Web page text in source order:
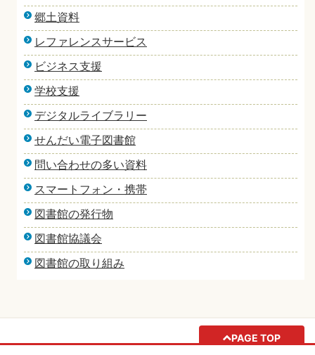
郷土資料
レファレンスサービス
ビジネス支援
学校支援
デジタルライブラリー
せんだい電子図書館
問い合わせの多い資料
スマートフォン・携帯
図書館の発行物
図書館協議会
図書館の取り組み
PAGE TOP